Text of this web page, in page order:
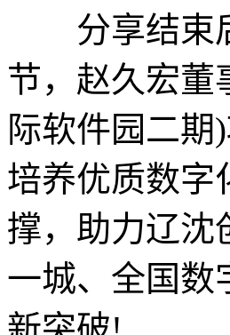
分享结束后
节，赵久宏董
际软件园二
培养优质数字
撑，助力辽沈
一城、全国数